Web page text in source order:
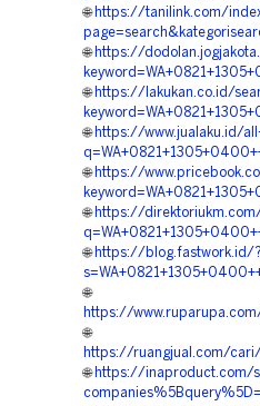
🌐 https://tanilink.com/
🌐 https://
🌐 https://lakukan.co.id/
🌐 https://www.jualaku.id/
🌐 https://
🌐 https://
🌐 https://blog.fastwork.id/?
🌐
https://
🌐
https://ruangjual.com/
🌐 https://inaproduct.com/